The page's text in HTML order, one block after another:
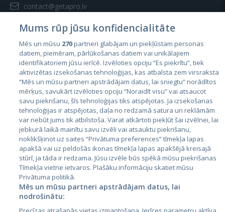
contact@getapro.lv
Valstis
Igaunija
Latvija
Lietuva
City24.lv CVbankas.lt
Mums rūp jūsu konfidencialitāte
Mēs un mūsu 270partneri glabājam un piekļūstam personas
datiem, piemēram, pārlūkošanas datiem vai unikālajiem
identifikatoriem jūsu ierīcē. Izvēloties opciju “Es piekrītu”, tiek
aktivizētas izsekošanas tehnoloģijas, kas atbalsta zem virsraksta
“Mēs un mūsu partneri apstrādājam datus, lai sniegtu” norādītos
mērķus, savukārt izvēloties opciju “Noraidīt visu” vai atsaucot
savu piekrišanu, šīs tehnoloģijas tiks atspējotas. Ja izsekošanas
tehnoloģijas ir atspējotas, daļa no redzamā satura un reklāmām
var nebūt jums tik atbilstoša. Varat atkārtoti piekļūt šai izvēlnei, lai
jebkurā laikā mainītu savu izvēli vai atsauktu piekrišanu,
noklikšķinot uz saites “Privātuma preferences” tīmekļa lapas
apakšā vai uz peldošās ikonas tīmekļa lapas apakšējā kreisajā
stūrī, ja tāda ir redzama. Jūsu izvēle būs spēkā mūsu piekrišanas
Tīmekļa vietne ietvaros. Plašāku informāciju skatiet mūsu
Privātuma politikā.
Mēs un mūsu partneri apstrādājam datus, lai
nodrošinātu: